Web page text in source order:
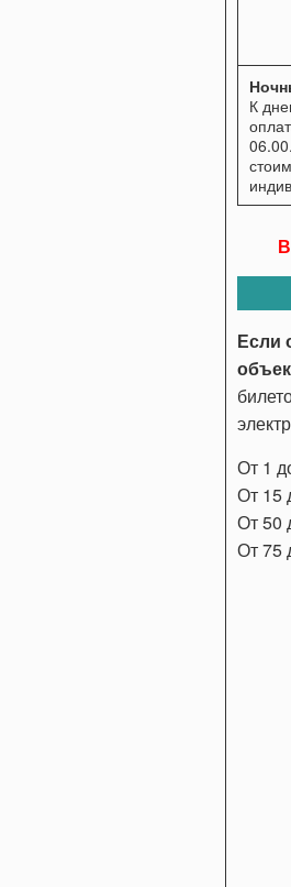
К
Если
От 1
От 15
От 50
От 75